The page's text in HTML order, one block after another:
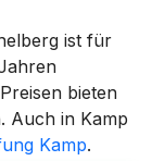
ist für
bieten
Auch in Kamp
Kamp.